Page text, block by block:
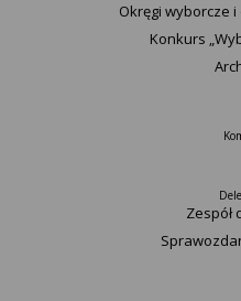
Okręgi wyborcze
Konkurs
Zespół